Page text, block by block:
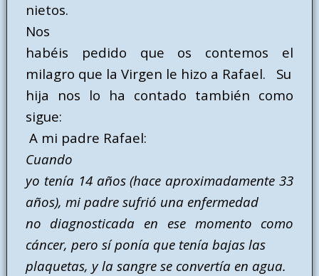
nietos.
Nos
habéis pedido que os contemos el
milagro que la Virgen le hizo a Rafael. Su
hija nos lo ha contado también como
sigue:
A mi padre Rafael:
Cuando
yo tenía 14 años (hace aproximadamente 33
años), mi padre sufrió una enfermedad
no diagnosticada en ese momento como
cáncer, pero sí ponía que tenía bajas las
plaquetas, y la sangre se convertía en agua.